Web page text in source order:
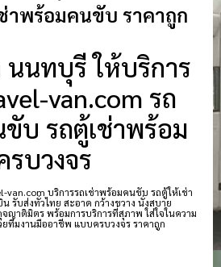
าพร้อมคนขับ ราคาถูก
นนทบุรี ให้บริการ
van.com รถ
บ รถตู้เช่าพร้อม
บวงจร
van.com บริการรถเช่าพร้อมคนขับ รถตู้ให้เช่า
รับส่งทั่วไทย สะอาด กว้างขวาง นั่งสบาย
ญาติมิตร พร้อมการบริการที่สุภาพ ใส่ใจในความ
ทีมงานมืออาชีพ แบบครบวงจร ราคาถูก